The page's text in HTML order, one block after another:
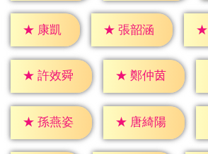
★ 康凱 ★ 張韶涵 ★
★ 許效舜 ★ 鄭仲茵
★ 孫燕姿 ★ 唐綺陽